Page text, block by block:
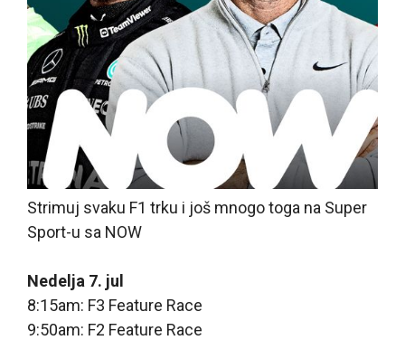
Strimuj svaku F1 trku i još mnogo toga na Super
Sport-u sa NOW
Nedelja 7. jul
8:15am: F3 Feature Race
9:50am: F2 Feature Race